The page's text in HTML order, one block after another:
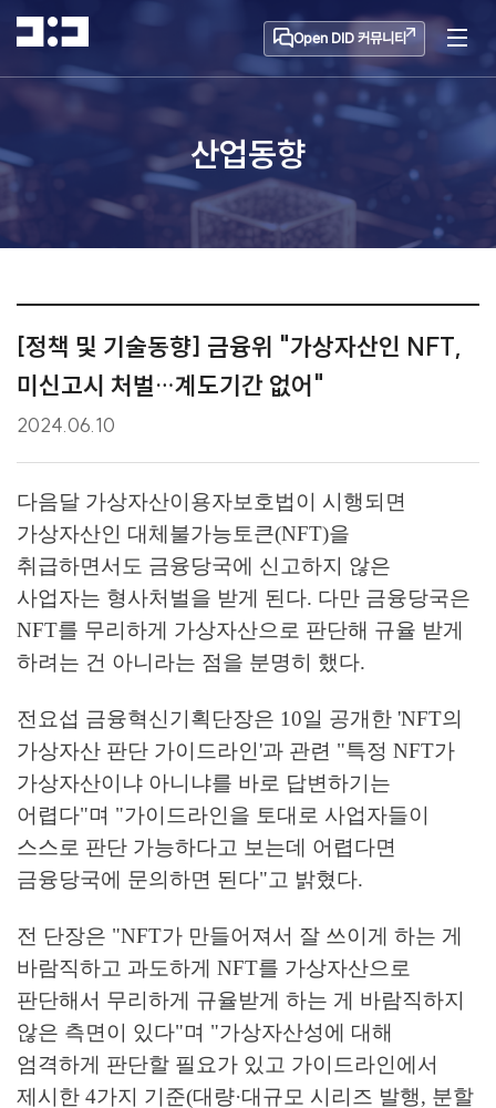
Open DID 커뮤니티
산업동향
[정책 및 기술동향] 금융위 "가상자산인 NFT,
미신고시 처벌…계도기간 없어"
2024.06.10
다음달 가상자산이용자보호법이 시행되면
가상자산인 대체불가능토큰(NFT)을
취급하면서도 금융당국에 신고하지 않은
사업자는 형사처벌을 받게 된다. 다만 금융당국은
NFT를 무리하게 가상자산으로 판단해 규율 받게
하려는 건 아니라는 점을 분명히 했다.
전요섭 금융혁신기획단장은 10일 공개한 'NFT의
가상자산 판단 가이드라인'과 관련 "특정 NFT가
가상자산이냐 아니냐를 바로 답변하기는
어렵다"며 "가이드라인을 토대로 사업자들이
스스로 판단 가능하다고 보는데 어렵다면
금융당국에 문의하면 된다"고 밝혔다.
전 단장은 "NFT가 만들어져서 잘 쓰이게 하는 게
바람직하고 과도하게 NFT를 가상자산으로
판단해서 무리하게 규율받게 하는 게 바람직하지
않은 측면이 있다"며 "가상자산성에 대해
엄격하게 판단할 필요가 있고 가이드라인에서
제시한 4가지 기준(대량·대규모 시리즈 발행, 분할